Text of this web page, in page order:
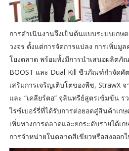
การดำเนินงานจึงเป็นต้นแบบระบบเกษ
วงจร ตั้งแต่การจัดการแปลง การเพิ่มมู
โยงตลาด พร้อมทั้งมีการนำเสนอผลิตภั
BOOST และ Dual-Kill ชีวภัณฑ์กำจัด
เสริมการเจริญเติบโตของพืช, StrawX
และ “เคลียร์ตอ” จุลินทรีย์สูตรเข้มข้น
ไรซ์เบอร์รี่ที่ได้รับการต่อยอดสู่สินค้าเก
เพิ่มทางการตลาดและยกระดับรายได้เ
การจำหน่ายในตลาดสีเขียวหรือส่งออก